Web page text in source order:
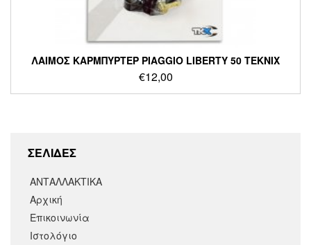
ΛΑΙΜΟΣ ΚΑΡΜΠΥΡΤΕΡ PIAGGIO LIBERTY 50 TEKNIX
€12,00
ΣΕΛΙΔΕΣ
ΑΝΤΑΛΛΑΚΤΙΚΑ
Αρχική
Επικοινωνία
Ιστολόγιο